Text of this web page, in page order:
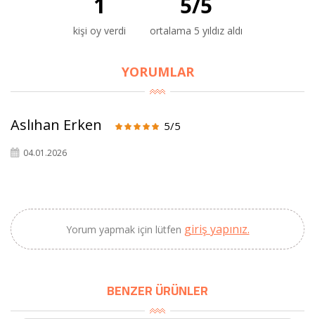
kişi oy verdi ortalama 5 yıldız aldı
YORUMLAR
Aslıhan Erken 5/5
04.01.2026
Yorum yapmak için lütfen giriş yapınız.
BENZER ÜRÜNLER
BU HAFTANIN PLANLI İNDİRİMİ
2100,00 TL
(2025 Yeni Hasat,
SEPETE EKLE